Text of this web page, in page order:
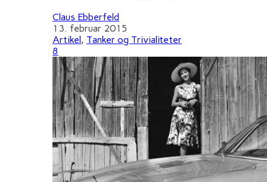
Claus Ebberfeld
13. februar 2015
Artikel, Tanker og Trivialiteter
8